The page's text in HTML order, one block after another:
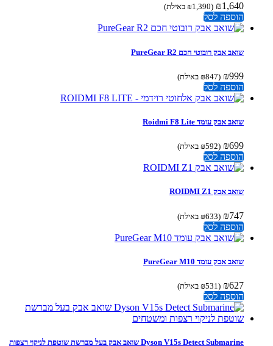
₪1,640
(
₪1,390 באילת)
הוספה לסל
שואב אבק רובוטי חכם PureGear R2
₪
(
₪ 847 באילת)
הוספה לסל
‏שואב אבק עומד Roidmi F8 Lite
₪
(
₪ 592 באילת)
הוספה לסל
שואב אבק ROIDMI Z1
₪
(
₪ 633 באילת)
הוספה לסל
שואב אבק עומד PureGear M10
₪
(
₪ 531 באילת)
הוספה לסל
Dyson V15s Detect Submarine שואב אבק בעל מברשת שוטפת לניקוי רצפות